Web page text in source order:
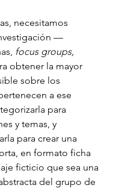
necesitamos
—
focus groups,
obtener la mayor
sobre los
a ese
para
y temas, y
para crear una
en formato ficha
ficticio que sea una
del grupo de